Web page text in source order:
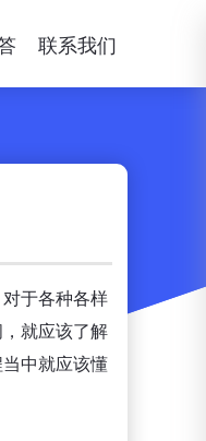
联系我们
于各种各样
就应该了解
中就应该懂